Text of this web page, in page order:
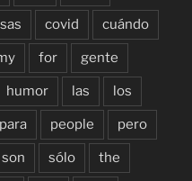
covid cuándo
for gente
humor las los
para people pero
son sólo the